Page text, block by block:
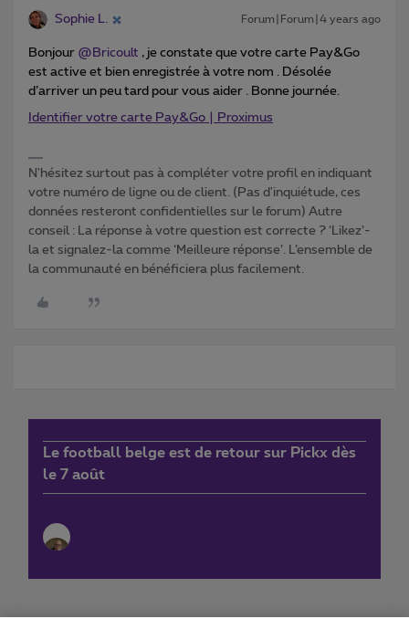
Sophie L. Forum|Forum|4 years ago
Bonjour @Bricoult , je constate que votre carte Pay&Go
est active et bien enregistrée à votre nom . Désolée
d’arriver un peu tard pour vous aider . Bonne journée.
Identifier votre carte Pay&Go | Proximus
N'hésitez surtout pas à compléter votre profil en indiquant
votre numéro de ligne ou de client. (Pas d'inquiétude, ces
données resteront confidentielles sur le forum) Autre
conseil : La réponse à votre question est correcte ? ‘Likez’-
la et signalez-la comme ‘Meilleure réponse’. L’ensemble de
la communauté en bénéficiera plus facilement.
Le football belge est de retour sur Pickx dès
le 7 août